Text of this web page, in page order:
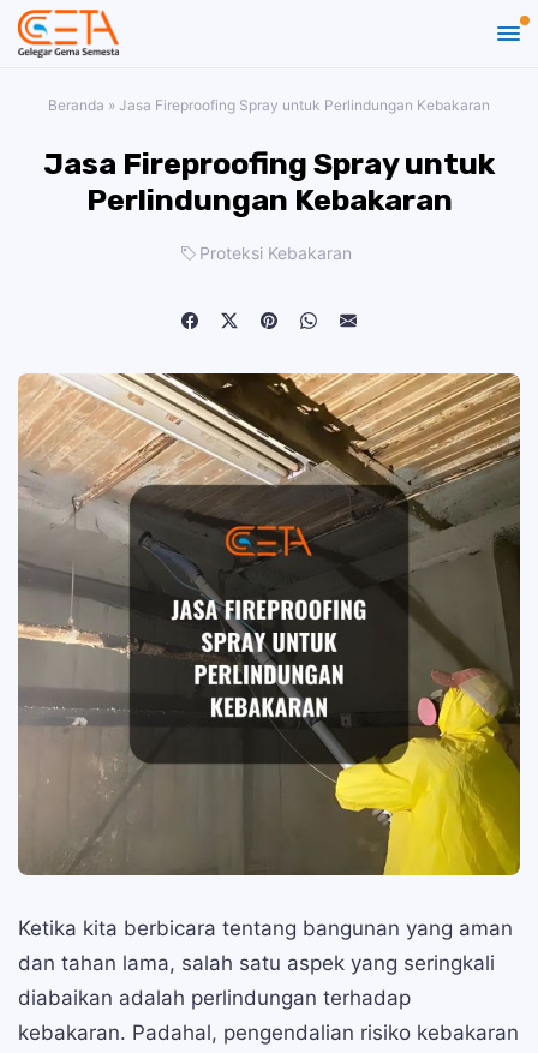
Beranda » Jasa Fireproofing Spray untuk Perlindungan Kebakaran
Jasa Fireproofing Spray untuk
Perlindungan Kebakaran
Proteksi Kebakaran
Ketika kita berbicara tentang bangunan yang aman
dan tahan lama, salah satu aspek yang seringkali
diabaikan adalah perlindungan terhadap
kebakaran. Padahal, pengendalian risiko kebakaran